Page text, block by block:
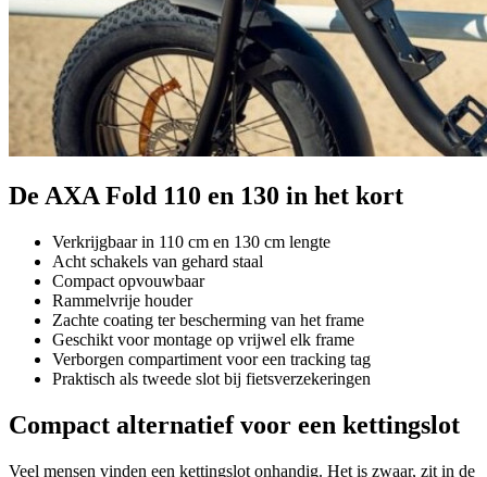
De AXA Fold 110 en 130 in het kort
Verkrijgbaar in 110 cm en 130 cm lengte
Acht schakels van gehard staal
Compact opvouwbaar
Rammelvrije houder
Zachte coating ter bescherming van het frame
Geschikt voor montage op vrijwel elk frame
Verborgen compartiment voor een tracking tag
Praktisch als tweede slot bij fietsverzekeringen
Compact alternatief voor een kettingslot
Veel mensen vinden een kettingslot onhandig. Het is zwaar, zit in de